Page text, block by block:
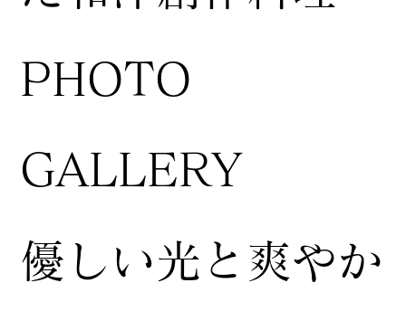
​PHOTO
GALLERY
​優しい光と爽やか